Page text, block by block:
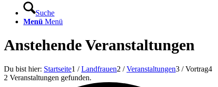
Suche
Menü Menü
Anstehende Veranstaltungen
Du bist hier: Startseite1 / Landfrauen2 / Veranstaltungen3 / Vortrag4
2 Veranstaltungen gefunden.